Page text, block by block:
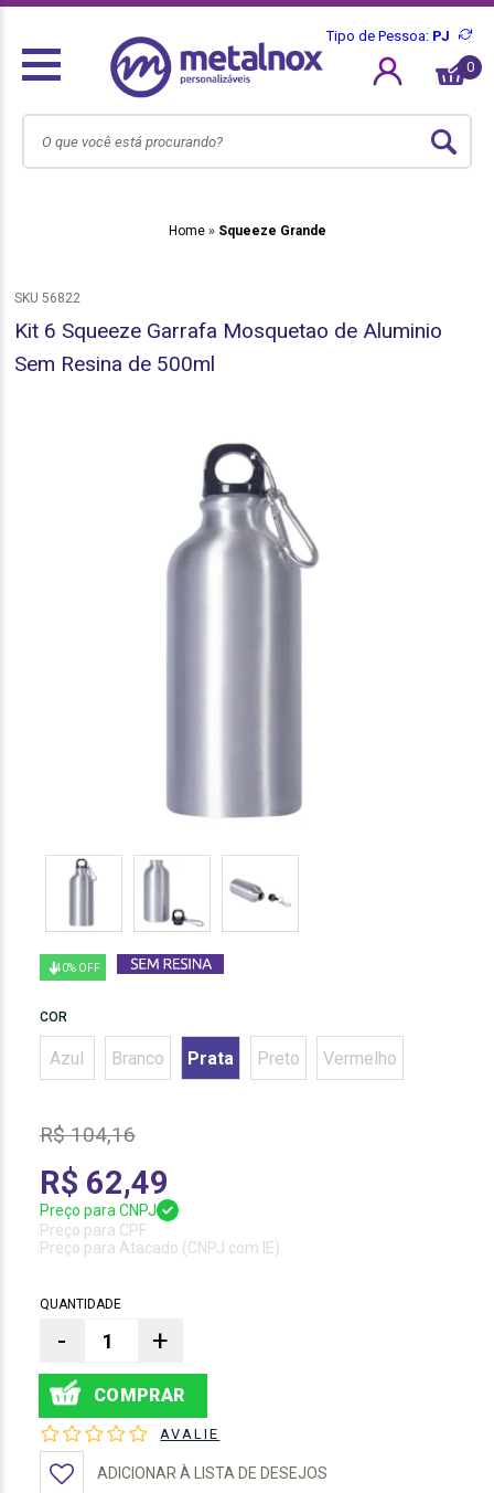
Tipo de Pessoa: PJ
0
Home Squeeze Grande
SKU 56822
Kit 6 Squeeze Garrafa Mosquetao de Aluminio
Sem Resina de 500ml
40% OFF
COR
Azul Branco Prata Preto Vermelho
R$ 104,16
R$ 62,49
Preço para CNPJ
Preço para CPF
Preço para Atacado (CNPJ com IE)
QUANTIDADE
- +
AVALIE
ADICIONAR À LISTA DE DESEJOS